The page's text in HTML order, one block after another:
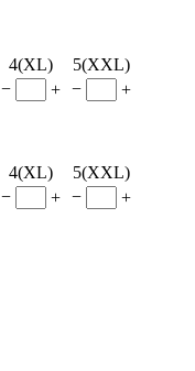
4(XL)
−
+
5(XXL)
−
+
4(XL)
−
+
5(XXL)
−
+